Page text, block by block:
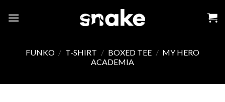
FUNKO / T-SHIRT / BOXED TEE / MY HERO
ACADEMIA